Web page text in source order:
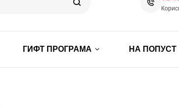
ГИФТ ПРОГРАМА НА ПОПУСТ